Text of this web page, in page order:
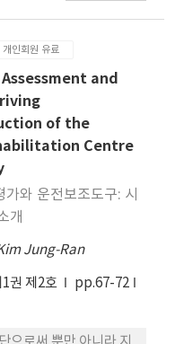
따라서 본 연구에서는
응하기 위한 장기적인
론 : 보조공
학 산업의 고도화, 규
가 서로 성공하는 사업
조공학 관련 전문가로
공동 협력하는 방안을
시한 개발 방향은 과학
결과가 아니고 주관적
경험을 토대로 작성
하다.
인회원 유료
and
of the
Centre
와 운전보조도구: 시
개
Jung-Ran
1권 제2호
pp.67-72